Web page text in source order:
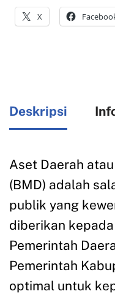
X
Deskripsi
Aset Daerah
(BMD) adalah
publik yang
diberikan
Pemerintah
Pemerintah
optimal untuk